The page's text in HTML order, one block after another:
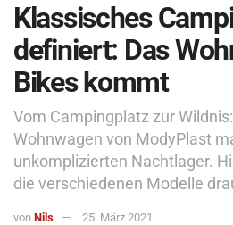
Klassisches
definiert: Das
Bikes kommt
Vom Campingplatz zur
Wohnwagen von ModyPlast
unkomplizierten Nachtlager.
die verschiedenen Modelle
von Nils 25. März 2021